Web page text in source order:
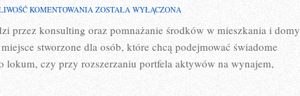
KOMENTOWANIA MIEJSKIE
WIEJSKIE
ZOSTAŁA WYŁĄCZONA
przez konsulting oraz pomnażanie środków w mieszkania i domy
stworzone dla osób, które chcą podejmować świadome
lokum, czy przy rozszerzaniu portfela aktywów na wynajem,